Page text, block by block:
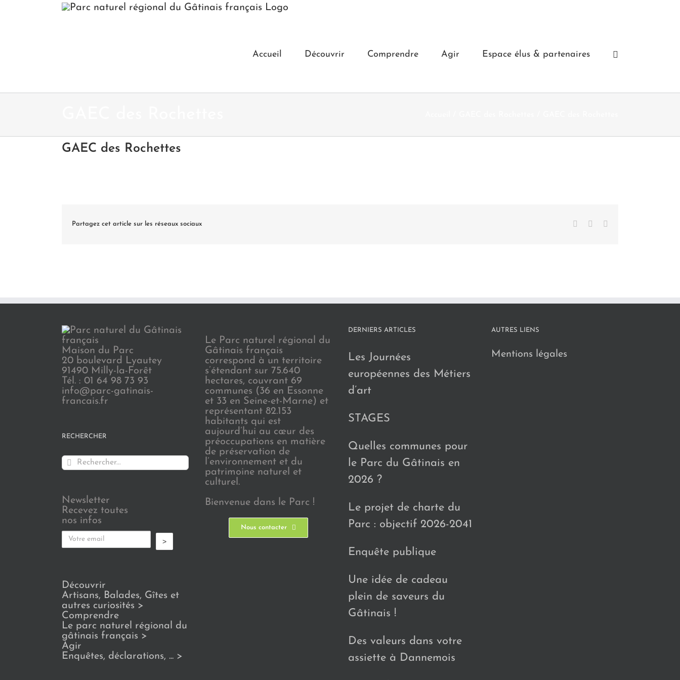
Accueil Découvrir Comprendre Agir Espace élus & partenaires
GAEC des Rochettes
Partagez cet article sur les réseaux sociaux Facebook
Maison du Parc
20 boulevard Lyautey
91490 Milly-la-Forêt
Tél. : 01 64 98 73 93
info@parc-gatinais-
francais.fr
RECHERCHER
Rechercher:
Newsletter
Recevez toutes
nos infos
>
Découvrir
Artisans, Balades, Gîtes et
autres curiosités >
Comprendre
Le parc naturel régional du
gâtinais français >
Agir
Enquêtes, déclarations, ... >
Le Parc naturel régional du
Gâtinais français
correspond à un territoire
s’étendant sur 75.640
hectares, couvrant 69
communes (36 en Essonne
et 33 en Seine-et-Marne) et
représentant 82.153
habitants qui est
aujourd’hui au cœur des
préoccupations en matière
de préservation de
l’environnement et du
patrimoine naturel et
culturel.
Bienvenue dans le Parc !
Nous contacter
DERNIERS ARTICLES
Les Journées
européennes des Métiers
d’art
STAGES
Quelles communes pour
le Parc du Gâtinais en
2026 ?
Le projet de charte du
Parc : objectif 2026-2041
Enquête publique
Une idée de cadeau
plein de saveurs du
Gâtinais !
Des valeurs dans votre
assiette à Dannemois
AUTRES LIENS
Mentions légales